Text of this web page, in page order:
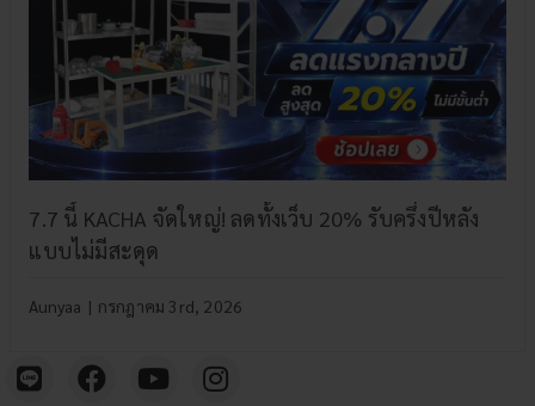
7.7 นี้ KACHA จัดใหญ่! ลดทั้งเว็บ 20% รับครึ่งปีหลัง
แบบไม่มีสะดุด
Aunyaa | กรกฎาคม 3rd, 2026